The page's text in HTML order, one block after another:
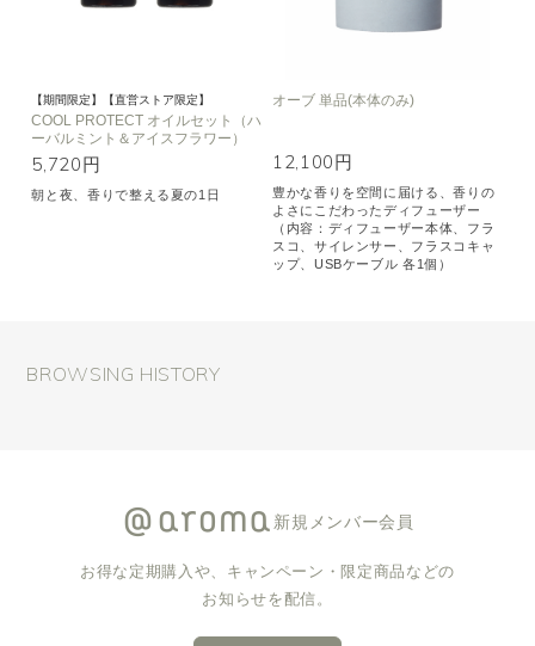
【期間限定】【直営ストア限定】
COOL PROTECT オイルセット（ハ
ーバルミント＆アイスフラワー）
5,720円
朝と夜、香りで整える夏の1日
オーブ 単品(本体のみ)
12,100円
豊かな香りを空間に届ける、香りの
よさにこだわったディフューザー
（内容：ディフューザー本体、フラ
スコ、サイレンサー、フラスコキャ
ップ、USBケーブル 各1個）
BROWSING HISTORY
新規メンバー会員
お得な定期購入や、キャンペーン・限定商品などの
お知らせを配信。